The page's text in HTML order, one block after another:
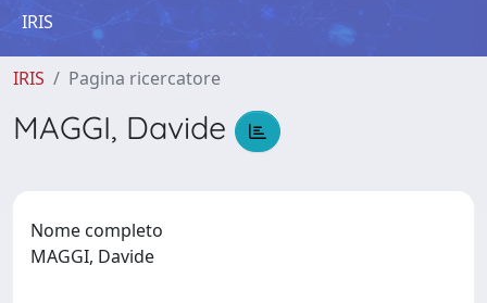
IRIS
IRIS Pagina ricercatore
MAGGI, Davide
Nome completo
MAGGI, Davide